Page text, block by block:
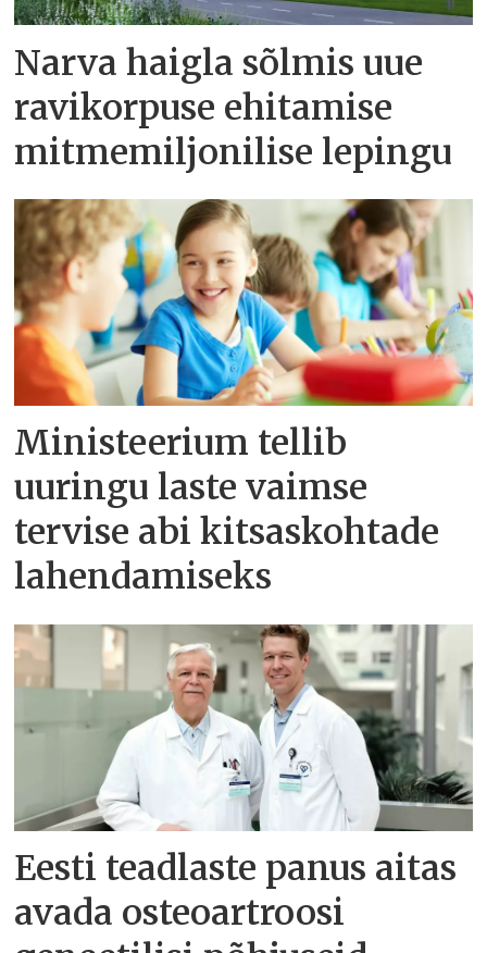
Narva haigla sõlmis uue
ravikorpuse ehitamise
mitmemiljonilise lepingu
Ministeerium tellib
uuringu laste vaimse
tervise abi kitsaskohtade
lahendamiseks
Eesti teadlaste panus aitas
avada osteoartroosi